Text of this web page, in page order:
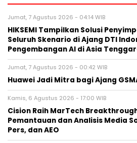
Jumat, 7 Agustus 2026 - 04:14 WIB
HIKSEMI Tampilkan Solusi
Seluruh Skenario di Ajang DTI
Pengembangan AI di Asia
Jumat, 7 Agustus 2026 - 00:42 WIB
Huawei Jadi Mitra bagi Ajang
Kamis, 6 Agustus 2026 - 17:00 WIB
Cision Raih MarTech
Pemantauan dan Analisis Media
Pers, dan AEO